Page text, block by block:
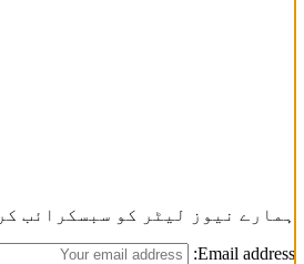
ہمارے نیوز لیٹر کو سبسکرائب
Email address: